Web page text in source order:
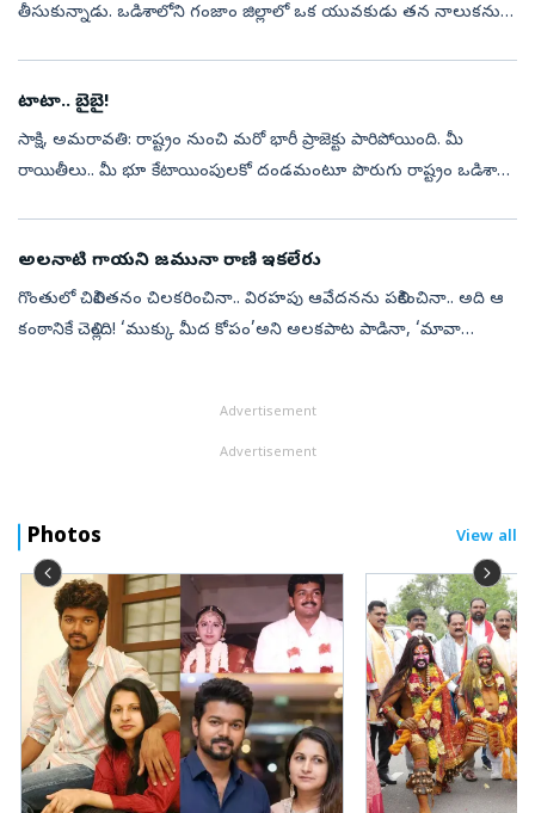
తీసుకున్నాడు. ఒడిశాలోని గంజాం జిల్లాలో ఒక యువకుడు తన నాలుకను
టాటా.. బైబై!
సాక్షి, అమరావతి: రాష్ట్రం నుంచి మరో భారీ ప్రాజెక్టు పారిపోయింది. మీ
రాయితీలు.. మీ భూ కేటాయింపులకో దండమంటూ పొరుగు రాష్ట్రం ఒడిశాకు
అలనాటి గాయని జమునా రాణి ఇకలేరు
గొంతులో చిలిపితనం చిలకరించినా.. విరహపు ఆవేదనను పలికించినా.. అది ఆ
కంఠానికే చెల్లింది! ‘ముక్కు మీద కోపం’అని అలకపాట పాడినా, ‘మావా
Advertisement
Advertisement
Photos View all